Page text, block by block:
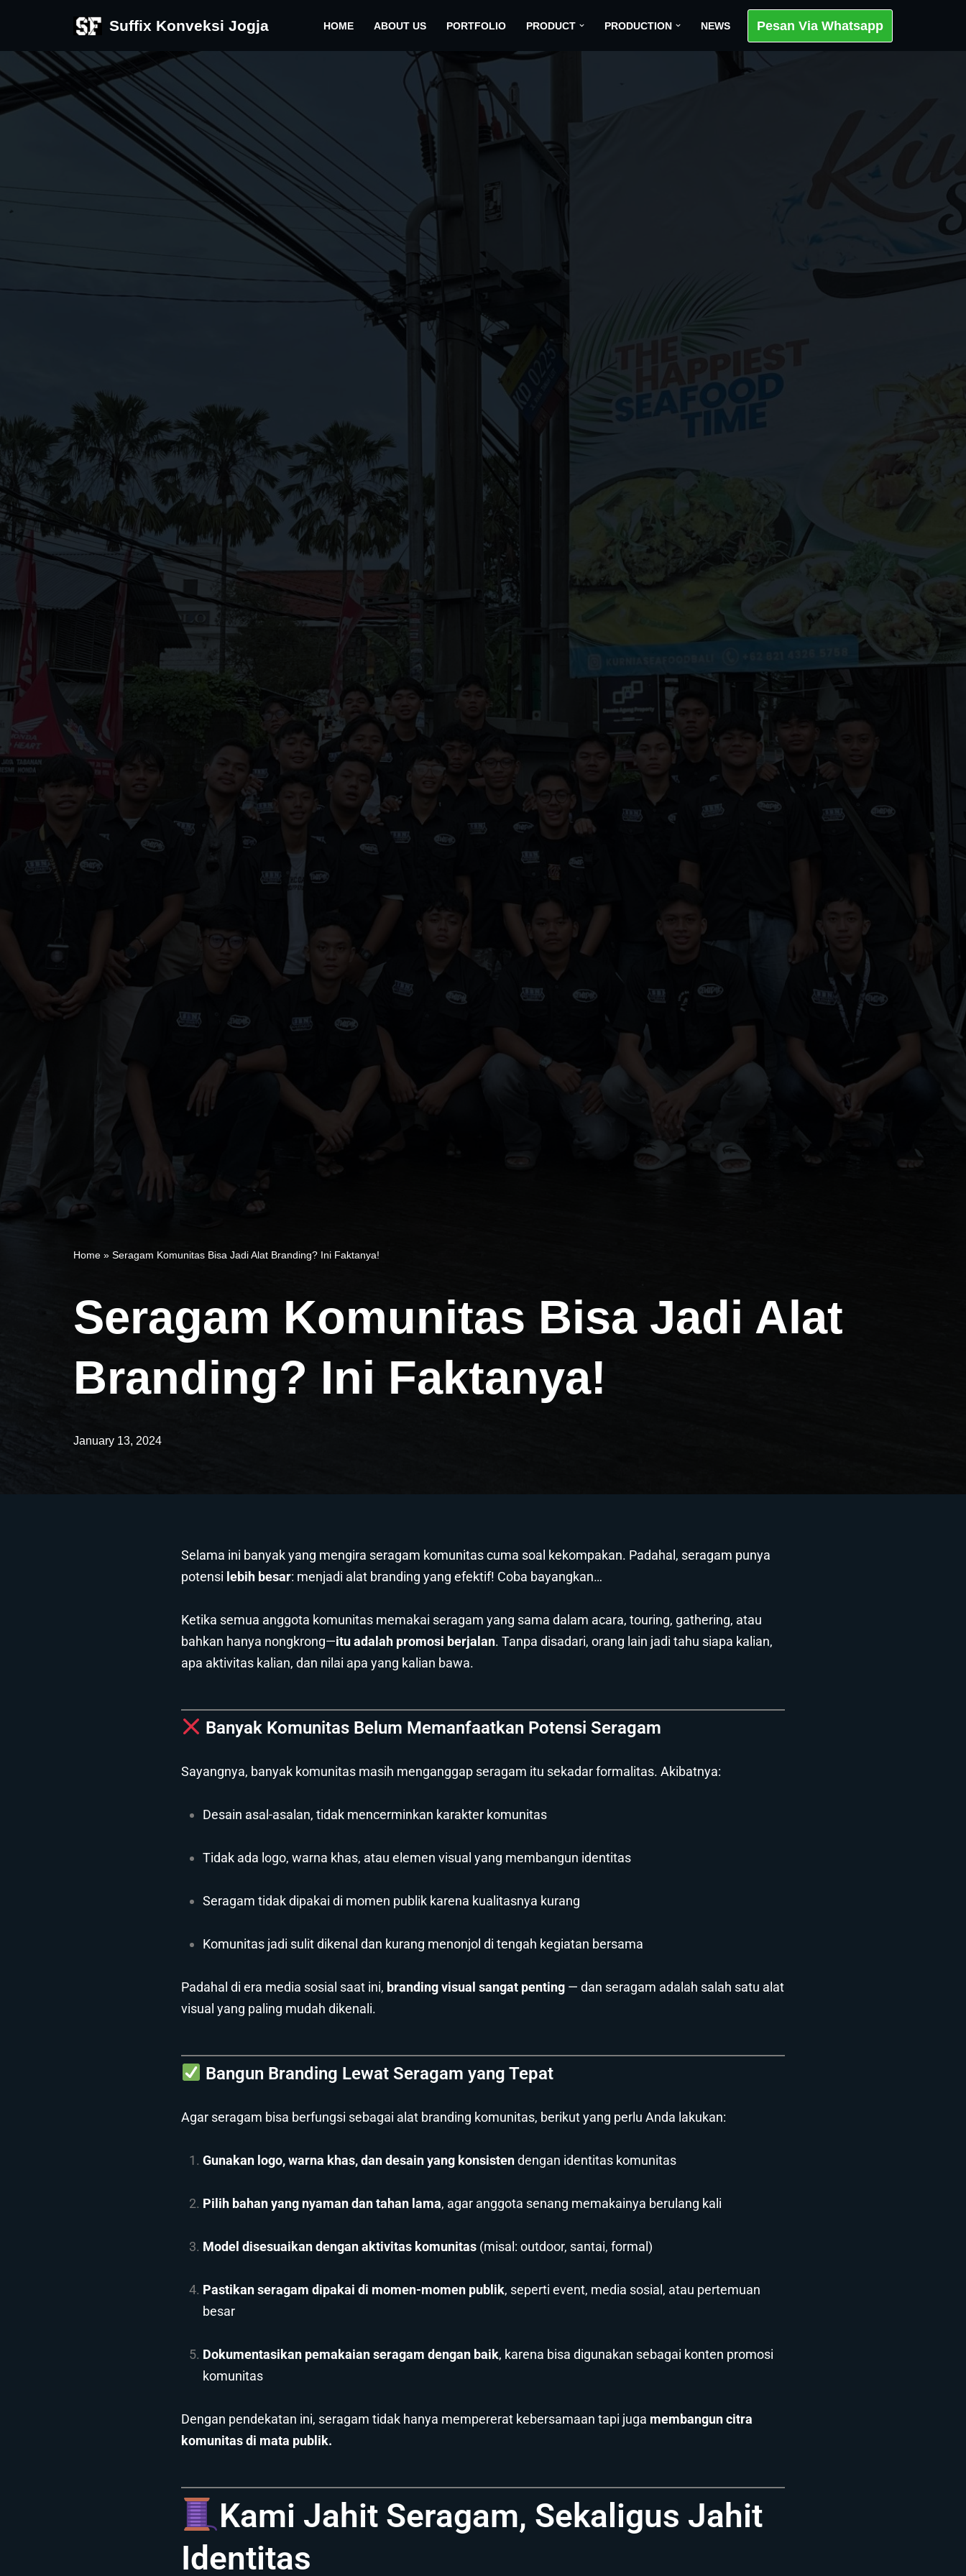
content
Suffix Konveksi Jogja HOME ABOUT US PORTFOLIO PRODUCT PRODUCTION NEWS Pesan Via Whatsapp
Home » Seragam Komunitas Bisa Jadi Alat Branding? Ini Faktanya!
Seragam Komunitas Bisa Jadi Alat
Branding? Ini Faktanya!
January 13, 2024
Selama ini banyak yang mengira seragam komunitas cuma soal kekompakan. Padahal, seragam punya
potensi lebih besar: menjadi alat branding yang efektif! Coba bayangkan…
Ketika semua anggota komunitas memakai seragam yang sama dalam acara, touring, gathering, atau
bahkan hanya nongkrong—itu adalah promosi berjalan. Tanpa disadari, orang lain jadi tahu siapa kalian,
apa aktivitas kalian, dan nilai apa yang kalian bawa.
Banyak Komunitas Belum Memanfaatkan Potensi Seragam
Sayangnya, banyak komunitas masih menganggap seragam itu sekadar formalitas. Akibatnya:
Desain asal-asalan, tidak mencerminkan karakter komunitas
Tidak ada logo, warna khas, atau elemen visual yang membangun identitas
Seragam tidak dipakai di momen publik karena kualitasnya kurang
Komunitas jadi sulit dikenal dan kurang menonjol di tengah kegiatan bersama
Padahal di era media sosial saat ini, branding visual sangat penting — dan seragam adalah salah satu alat
visual yang paling mudah dikenali.
Bangun Branding Lewat Seragam yang Tepat
Agar seragam bisa berfungsi sebagai alat branding komunitas, berikut yang perlu Anda lakukan:
Gunakan logo, warna khas, dan desain yang konsistendengan identitas komunitas
Pilih bahan yang nyaman dan tahan lama, agar anggota senang memakainya berulang kali
Model disesuaikan dengan aktivitas komunitas (misal: outdoor, santai, formal)
Pastikan seragam dipakai di momen-momen publik, seperti event, media sosial, atau pertemuan
besar
Dokumentasikan pemakaian seragam dengan baik, karena bisa digunakan sebagai konten promosi
komunitas
Dengan pendekatan ini, seragam tidak hanya mempererat kebersamaan tapi juga membangun citra
komunitas di mata publik.
Kami Jahit Seragam, Sekaligus Jahit
Identitas